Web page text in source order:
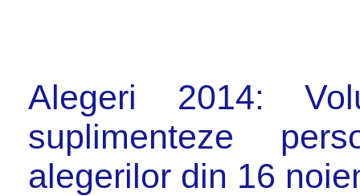
Alegeri 2014:
suplimenteze
alegerilor din 16